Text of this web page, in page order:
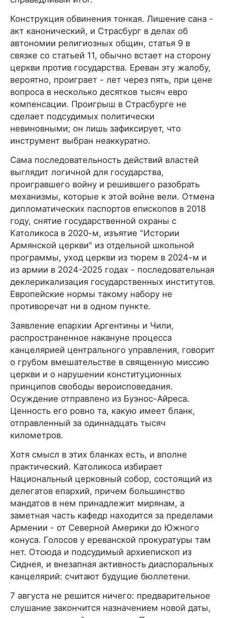
Конструкция обвинения тонкая. Лишение сана -
акт канонический, и Страсбург в делах об
автономии религиозных общин, статья 9 в
связке со статьей 11, обычно встает на сторону
церкви против государства. Ереван эту жалобу,
вероятно, проиграет - лет через пять, при цене
вопроса в несколько десятков тысяч евро
компенсации. Проигрыш в Страсбурге не
сделает подсудимых политически
невиновными; он лишь зафиксирует, что
инструмент выбран неаккуратно.
Сама последовательность действий властей
выглядит логичной для государства,
проигравшего войну и решившего разобрать
механизмы, которые к этой войне вели. Отмена
дипломатических паспортов епископов в 2018
году, снятие государственной охраны с
Католикоса в 2020-м, изъятие "Истории
Армянской церкви" из отдельной школьной
программы, уход церкви из тюрем в 2024-м и
из армии в 2024-2025 годах - последовательная
деклерикализация государственных институтов.
Европейские нормы такому набору не
противоречат ни в одном пункте.
Заявление епархии Аргентины и Чили,
распространенное накануне процесса
канцелярией центрального управления, говорит
о грубом вмешательстве в священную миссию
церкви и о нарушении конституционных
принципов свободы вероисповедания.
Осуждение отправлено из Буэнос-Айреса.
Ценность его ровно та, какую имеет бланк,
отправленный за одиннадцать тысяч
километров.
Хотя смысл в этих бланках есть, и вполне
практический. Католикоса избирает
Национальный церковный собор, состоящий из
делегатов епархий, причем большинство
мандатов в нем принадлежит мирянам, а
заметная часть кафедр находится за пределами
Армении - от Северной Америки до Южного
конуса. Голосов у ереванской прокуратуры там
нет. Отсюда и подсудимый архиепископ из
Сиднея, и внезапная активность диаспоральных
канцелярий: считают будущие бюллетени.
7 августа не решится ничего: предварительное
слушание закончится назначением новой даты,